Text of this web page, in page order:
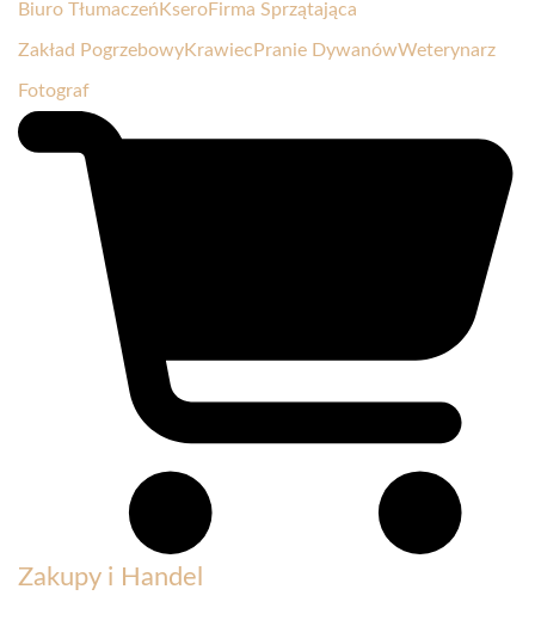
Biuro Tłumaczeń KseroFirma Sprzątająca
Zakład PogrzebowyKrawiec Pranie DywanówWeterynarz
Fotograf
Zakupy i Handel